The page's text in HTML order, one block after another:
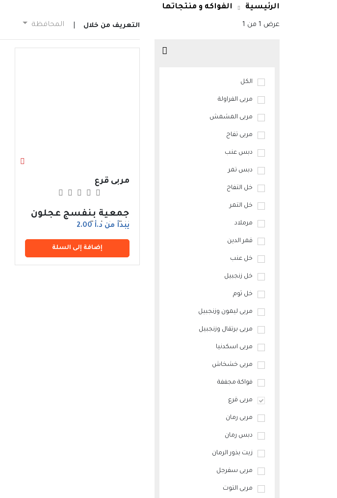
الرئيسية الفواكه و منتجاتها
عرض 1 من 1 التعريف من خلال المحافظة
الكل
مربى الفراولة
مربى المشمش
مربى تفاح
دبس عنب
دبس تمر
خل التفاح
خل التمر
مرملاد
قمر الدين
خل عنب
خل زنجبيل
خل ثوم
مربى ليمون وزنجبيل
مربى برتقال وزنجبيل
مربى اسكدنيا
مربى خشخاش
فواكة مجففة
مربى قرع
مربى رمان
دبس رمان
زيت بذور الرمان
مربى سفرجل
مربى التوت
مربى قرع
جمعية بنفسج عجلون
التعاونية
يبدأ من د.أ 2.00
إضافة إلى السلة